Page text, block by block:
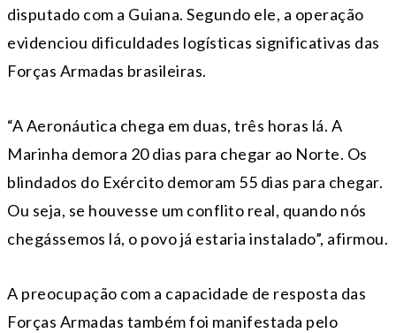
disputado com a Guiana. Segundo ele, a operação
evidenciou dificuldades logísticas significativas das
Forças Armadas brasileiras.
“A Aeronáutica chega em duas, três horas lá. A
Marinha demora 20 dias para chegar ao Norte. Os
blindados do Exército demoram 55 dias para chegar.
Ou seja, se houvesse um conflito real, quando nós
chegássemos lá, o povo já estaria instalado”, afirmou.
A preocupação com a capacidade de resposta das
Forças Armadas também foi manifestada pelo